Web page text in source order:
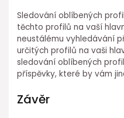
Sledování oblíbených
těchto profilů na vaší
neustálému vyhledávání
určitých profilů na vaši
sledování oblíbených
příspěvky, které by vám
Závěr